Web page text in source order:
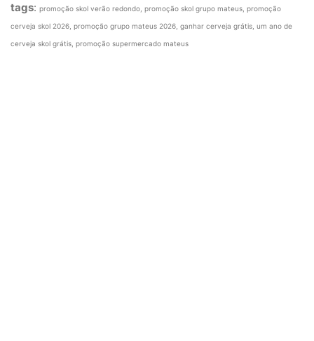
tags: promoção skol verão redondo, promoção skol grupo mateus, promoção
cerveja skol 2026, promoção grupo mateus 2026, ganhar cerveja grátis, um ano de
cerveja skol grátis, promoção supermercado mateus